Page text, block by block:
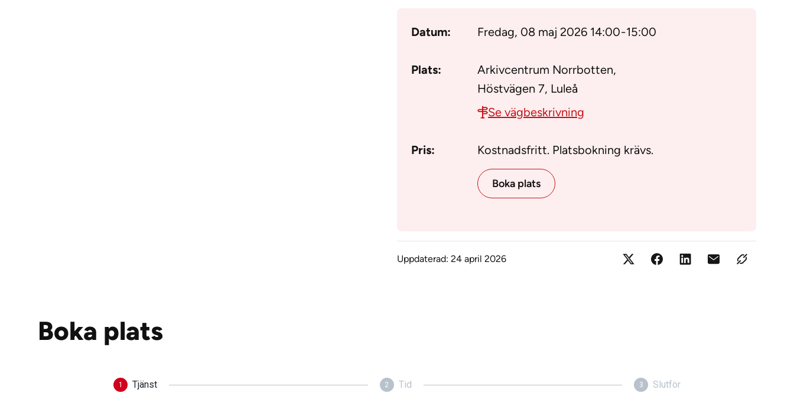
Datum: Fredag, 08 maj 2026 14:00-15:00
Plats:
Arkivcentrum Norrbotten,
Höstvägen 7, Luleå
Se vägbeskrivning
Pris: Kostnadsfritt. Platsbokning krävs.
Boka plats
Uppdaterad: 24 april 2026
Boka plats